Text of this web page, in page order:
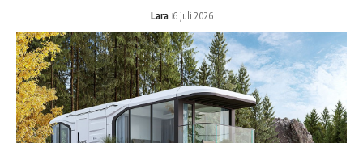
Lara 6 juli 2026